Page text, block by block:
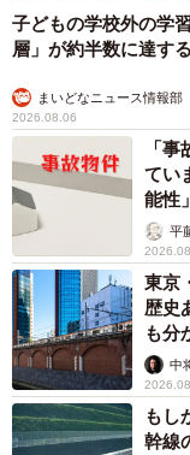
子どもの学校外の学
層」が約半数に達す
まいどなニュース情報部
2026.08.06
「
てい
能性
平
東京
歴史
も分
して中
もし
幹線